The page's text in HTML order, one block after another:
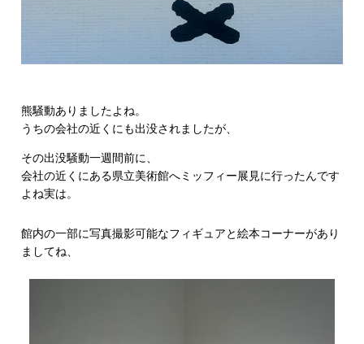
熊騒動ありましたよね。
うちの会社の近くにも出没されましたが、
その出没騒動一週間前に、
会社の近くにある県立美術館へミッフィー展見に行ったんです
よね実は。
館内の一部に写真撮影可能なフィギュアと絵本コーナーがあり
ましてね、